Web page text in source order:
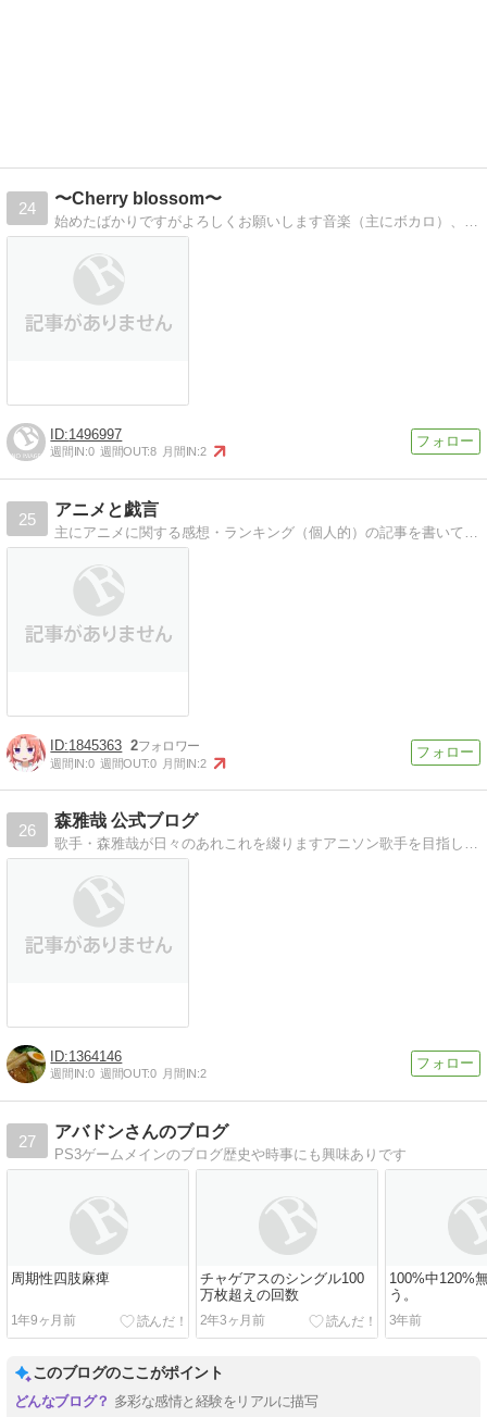
24
〜Cherry blossom〜
1496997
週間IN:0 週間OUT:8 月間IN:2
25
アニメと戯言
1845363 2
週間IN:0 週間OUT:0 月間IN:2
26
森雅哉 公式ブログ
1364146
週間IN:0 週間OUT:0 月間IN:2
27
アバドンさんのブログ
PS3ゲームメインのブログ歴史や時事にも興味ありです
周期性四肢麻痺
1年9ヶ月前
チャゲアスのシングル100
万枚超えの回数
2年3ヶ月前
100%中120%
う。
3年前
このブログのここがポイント
多彩な感情と経験をリアルに描写